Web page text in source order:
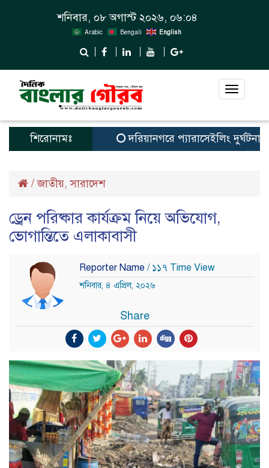
শনিবার, ০৮ অগাস্ট ২০২৬, ০৬:০৪
Arabic Bengali English
Toggle
শিরোনামঃ দরিয়ানগরে প্যারাসেইলিং দুর্ঘটনায়
/জাতীয়,সারাদেশ
ড্রেন পরিষ্কার কার্যক্রম নিয়ে অভিযোগ,
ভোগান্তিতে এলাকাবাসী
Reporter Name / ১১৭ Time View
শনিবার, ৪ এপ্রিল, ২০২৬
Share